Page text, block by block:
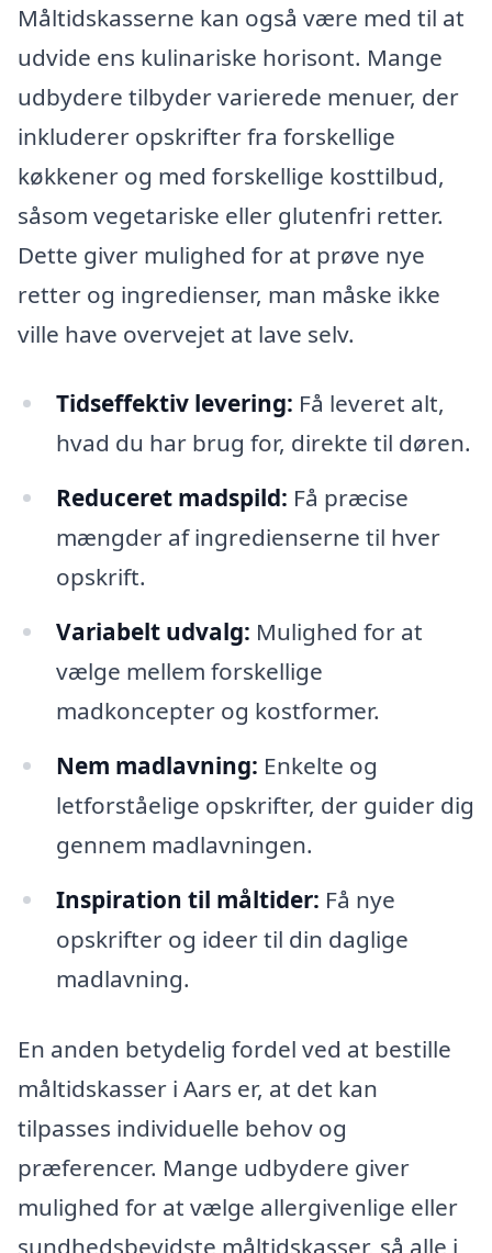
Måltidskasserne kan også være med til at
udvide ens kulinariske horisont. Mange
udbydere tilbyder varierede menuer, der
inkluderer opskrifter fra forskellige
køkkener og med forskellige kosttilbud,
såsom vegetariske eller glutenfri retter.
Dette giver mulighed for at prøve nye
retter og ingredienser, man måske ikke
ville have overvejet at lave selv.
Tidseffektiv levering: Få leveret alt,
hvad du har brug for, direkte til døren.
Reduceret madspild: Få præcise
mængder af ingredienserne til hver
opskrift.
Variabelt udvalg: Mulighed for at
vælge mellem forskellige
madkoncepter og kostformer.
Nem madlavning: Enkelte og
letforståelige opskrifter, der guider dig
gennem madlavningen.
Inspiration til måltider: Få nye
opskrifter og ideer til din daglige
madlavning.
En anden betydelig fordel ved at bestille
måltidskasser i Aars er, at det kan
tilpasses individuelle behov og
præferencer. Mange udbydere giver
mulighed for at vælge allergivenlige eller
sundhedsbevidste måltidskasser, så alle i